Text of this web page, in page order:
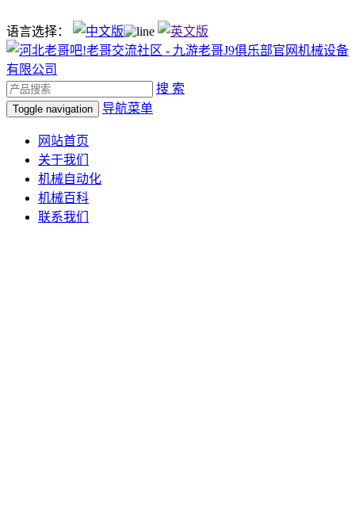
语言选择：
搜 索
Toggle navigation 导航菜单
网站首页
关于我们
机械自动化
机械百科
联系我们